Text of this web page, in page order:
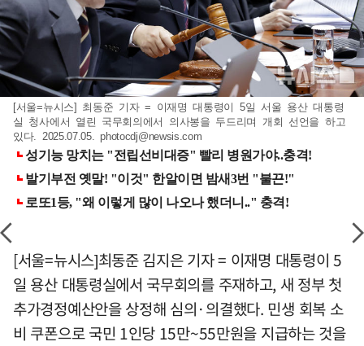
[서울=뉴시스] 최동준 기자 = 이재명 대통령이 5일 서울 용산 대통령
실 청사에서 열린 국무회의에서 의사봉을 두드리며 개회 선언을 하고
있다. 2025.07.05.photocdj@newsis.com
[서울=뉴시스]최동준 김지은 기자 = 이재명 대통령이 5
일 용산 대통령실에서 국무회의를 주재하고, 새 정부 첫
추가경정예산안을 상정해 심의·의결했다. 민생 회복 소
비 쿠폰으로 국민 1인당 15만~55만원을 지급하는 것을